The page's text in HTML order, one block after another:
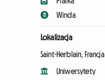
Winda
Lokalizacja
Saint-Herblain, Francja
Uniwersytety